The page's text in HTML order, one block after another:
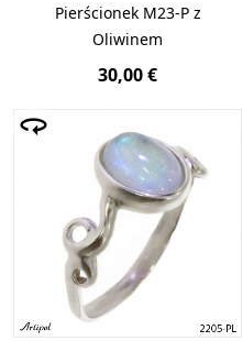
Pierścionek M23-P z
Oliwinem
30,00 €